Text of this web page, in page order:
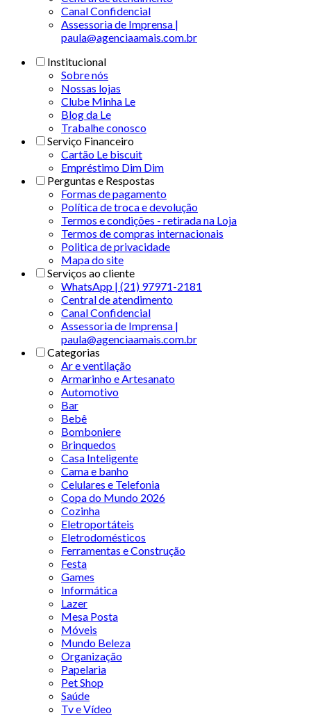
Canal Confidencial
Assessoria de Imprensa |
paula@agenciaamais.com.br
Institucional
Sobre nós
Nossas lojas
Clube Minha Le
Blog da Le
Trabalhe conosco
Serviço Financeiro
Cartão Le biscuit
Empréstimo Dim Dim
Perguntas e Respostas
Formas de pagamento
Política de troca e devolução
Termos e condições - retirada na Loja
Termos de compras internacionais
Politica de privacidade
Mapa do site
Serviços ao cliente
WhatsApp | (21) 97971-2181
Central de atendimento
Canal Confidencial
Assessoria de Imprensa |
paula@agenciaamais.com.br
Categorias
Ar e ventilação
Armarinho e Artesanato
Automotivo
Bar
Bebê
Bomboniere
Brinquedos
Casa Inteligente
Cama e banho
Celulares e Telefonia
Copa do Mundo 2026
Cozinha
Eletroportáteis
Eletrodomésticos
Ferramentas e Construção
Festa
Games
Informática
Lazer
Mesa Posta
Móveis
Mundo Beleza
Organização
Papelaria
Pet Shop
Saúde
Tv e Vídeo